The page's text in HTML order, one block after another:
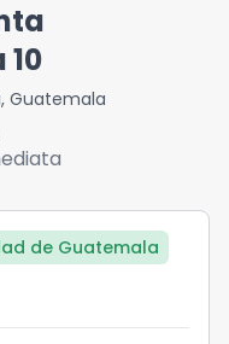
, Guatemala
de Guatemala